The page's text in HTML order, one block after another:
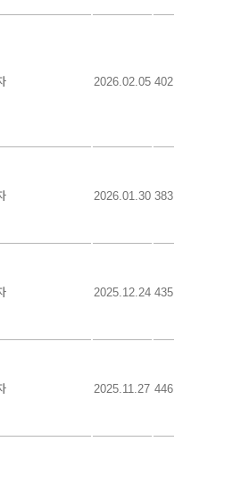
2026.02.05 402
2026.01.30 383
2025.12.24 435
2025.11.27 446